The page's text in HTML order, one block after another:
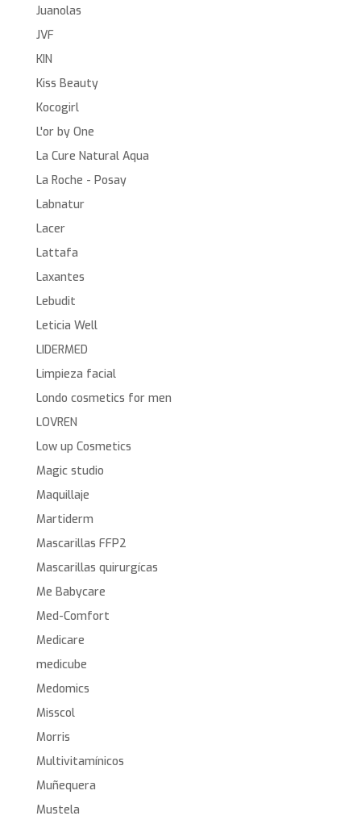
Juanolas
JVF
KIN
Kiss Beauty
Kocogirl
L'or by One
La Cure Natural Aqua
La Roche - Posay
Labnatur
Lacer
Lattafa
Laxantes
Lebudit
Leticia Well
LIDERMED
Limpieza facial
Londo cosmetics for men
LOVREN
Low up Cosmetics
Magic studio
Maquillaje
Martiderm
Mascarillas FFP2
Mascarillas quirurgícas
Me Babycare
Med-Comfort
Medicare
medicube
Medomics
Misscol
Morris
Multivitamínicos
Muñequera
Mustela